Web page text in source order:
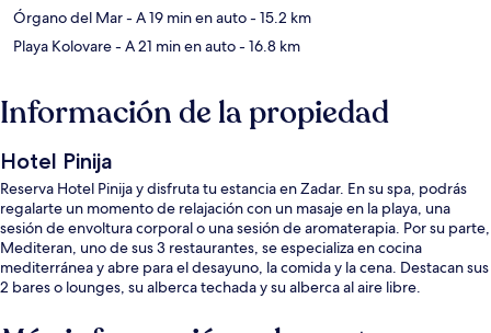
Órgano del Mar- A 19 min en auto- 15.2 km
Playa Kolovare- A 21 min en auto- 16.8 km
Información de la propiedad
Hotel Pinija
Reserva Hotel Pinija y disfruta tu estancia en Zadar. En su spa, podrás
regalarte un momento de relajación con un masaje en la playa, una
sesión de envoltura corporal o una sesión de aromaterapia. Por su parte,
Mediteran, uno de sus 3 restaurantes, se especializa en cocina
mediterránea y abre para el desayuno, la comida y la cena. Destacan sus
2 bares o lounges, su alberca techada y su alberca al aire libre.